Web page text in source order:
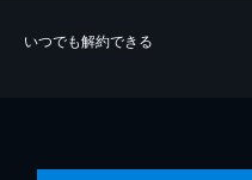
いつでも解約できる